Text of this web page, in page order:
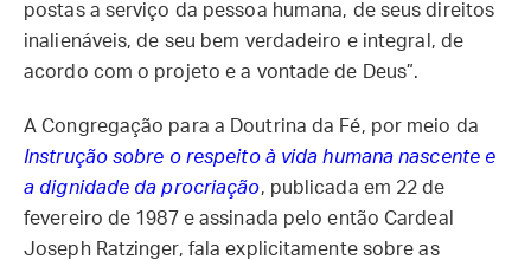
postas a serviço da pessoa humana, de seus direitos
inalienáveis, de seu bem verdadeiro e integral, de
acordo com o projeto e a vontade de Deus”.
A Congregação para a Doutrina da Fé, por meio da
Instrução sobre o respeito à vida humana nascente e
a dignidade da procriação, publicada em 22 de
fevereiro de 1987 e assinada pelo então Cardeal
Joseph Ratzinger, fala explicitamente sobre as